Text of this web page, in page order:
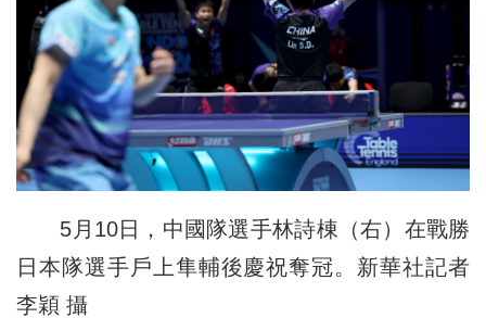
5月10日，中國隊選手林詩棟（右）在戰勝
日本隊選手戶上隼輔後慶祝奪冠。新華社記者
李穎 攝